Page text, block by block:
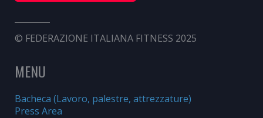
© FEDERAZIONE ITALIANA FITNESS 2025
MENU
Bacheca (Lavoro, palestre, attrezzature)
Press Area